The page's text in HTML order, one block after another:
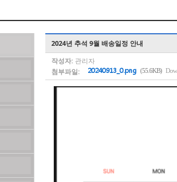
2024년 추석 9월 배송일정 안내
작성자: 관리자
첨부파일:
20240913_0.png (55.6KB)